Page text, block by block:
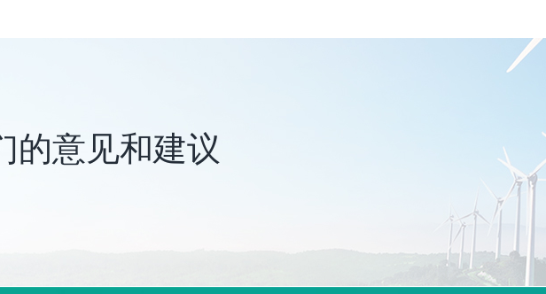
的意见和建议